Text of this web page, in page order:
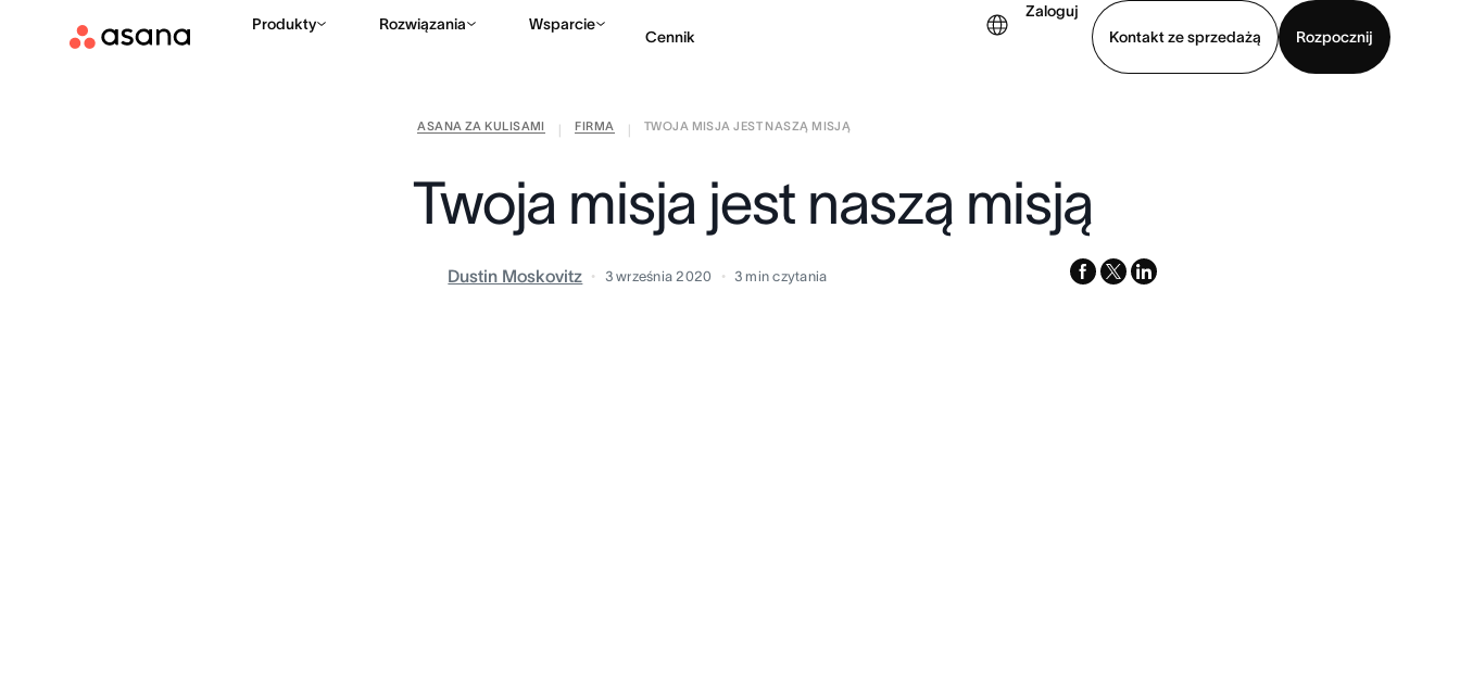
Produkty Rozwiązania Wsparcie
Cennik
Zaloguj
Kontakt ze sprzedażą
Rozpocznij
Kontakt ze sprzedażą
ASANA ZA KULISAMI FIRMA TWOJA MISJA JEST NASZĄ MISJĄ
Twoja misja jest naszą misją
Dustin Moskovitz 3 września 2020 3 min czytania facebook
x-
linkedin